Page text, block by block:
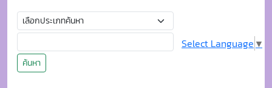
ค้นหา
Select Language ▼